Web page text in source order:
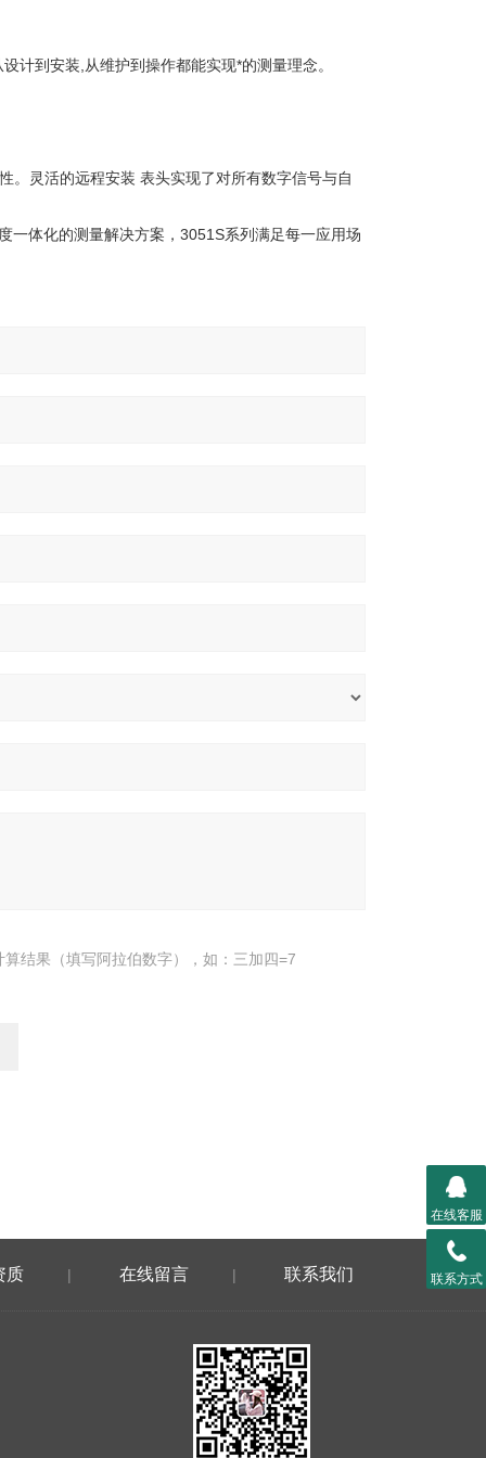
计到安装,从维护到操作都能实现*的测量理念。
。灵活的远程安装 表头实现了对所有数字信号与自
一体化的测量解决方案，3051S系列满足每一应用场
算结果（填写阿拉伯数字），如：三加四=7
质 | 在线留言 | 联系我们
在线客服
联系方式